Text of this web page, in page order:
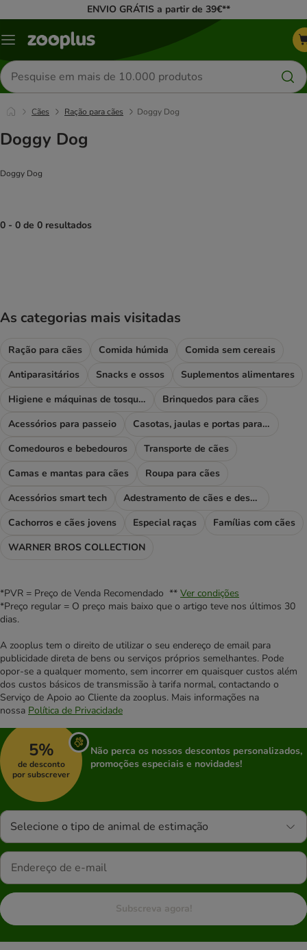
ENVIO GRÁTIS a partir de 39€**
Menu
Pesquisar
produtos
Cães Ração para cães Doggy Dog
Doggy Dog
Doggy Dog
0 - 0 de 0 resultados
As categorias mais visitadas
Ração para cães Comida húmida
Comida sem cereais
Antiparasitários
Snacks e ossos
Suplementos alimentares
Higiene e máquinas de tosquiar
Brinquedos para cães
Acessórios para passeio
Casotas, jaulas e portas para cães
Comedouros e bebedouros
Transporte de cães
Camas e mantas para cães
Roupa para cães
Acessórios smart tech
Adestramento de cães e desporto
Cachorros e cães jovens
Especial raças
Famílias com cães
WARNER BROS COLLECTION
*PVR = Preço de Venda Recomendado ** Ver condições
*Preço regular = O preço mais baixo que o artigo teve nos últimos 30
dias.
A zooplus tem o direito de utilizar o seu endereço de email para
publicidade direta de bens ou serviços próprios semelhantes. Pode
opor-se a qualquer momento, sem incorrer em quaisquer custos além
dos custos básicos de transmissão à tarifa normal, contactando o
Serviço de Apoio ao Cliente da zooplus. Mais informações na
nossa Política de Privacidade
5%
de desconto
por subscrever
Não perca os nossos descontos personalizados,
promoções especiais e novidades!
Selecione o tipo de animal de estimação
Subscreva agora!